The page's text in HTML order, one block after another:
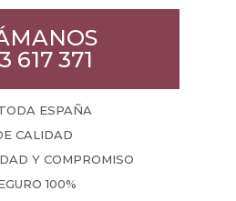
617 371
ESPAÑA
CALIDAD
Y COMPROMISO
100%